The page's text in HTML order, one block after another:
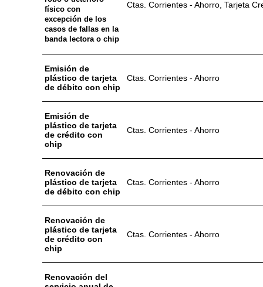
físico con
excepción de los
casos de fallas en la
banda lectora o chip
Ctas. Corrientes - Ahorro, Tarjeta
Emisión de
plástico de tarjeta
de débito con chip
Ctas. Corrientes - Ahorro
Emisión de
plástico de tarjeta
de crédito con
chip
Ctas. Corrientes - Ahorro
Renovación de
plástico de tarjeta
de débito con chip
Ctas. Corrientes - Ahorro
Renovación de
plástico de tarjeta
de crédito con
chip
Ctas. Corrientes - Ahorro
Renovación del